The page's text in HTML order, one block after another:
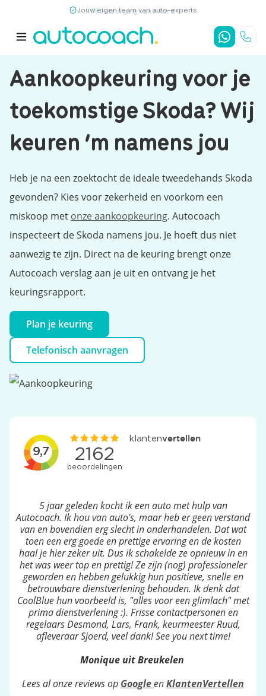
9,7/10 4,8/5
Jouw eigen team van auto-experts
Aankoopkeuring voor je
toekomstige Skoda? Wij
keuren ‘m namens jou
Heb je na een zoektocht de ideale tweedehands Skoda
gevonden? Kies voor zekerheid en voorkom een
miskoop met onze aankoopkeuring. Autocoach
inspecteert de Skoda namens jou. Je hoeft dus niet
aanwezig te zijn. Direct na de keuring brengt onze
Autocoach verslag aan je uit en ontvang je het
keuringsrapport.
Plan je keuring
Telefonisch aanvragen
5 jaar geleden kocht ik een auto met hulp van
Autocoach. Ik hou van auto's, maar heb er geen verstand
van en bovendien erg slecht in onderhandelen. Dat wat
toen een erg goede en prettige ervaring en de kosten
haal je hier zeker uit. Dus ik schakelde ze opnieuw in en
het was weer top en prettig! Ze zijn (nog) professioneler
geworden en hebben gelukkig hun positieve, snelle en
betrouwbare dienstverlening behouden. Ik denk dat
CoolBlue hun voorbeeld is, "alles voor een glimlach" met
prima dienstverlening :). Frisse contactpersonen en
regelaars Desmond, Lars, Frank, keurmeester Ruud,
afleveraar Sjoerd, veel dank! See you next time!
Monique uit Breukelen
Lees al onze reviews op GoogleenKlantenVertellen